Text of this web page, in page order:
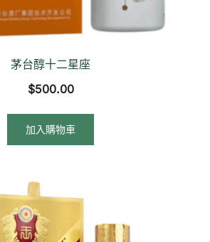
茅台醇十二星座
$500.00
加入購物車